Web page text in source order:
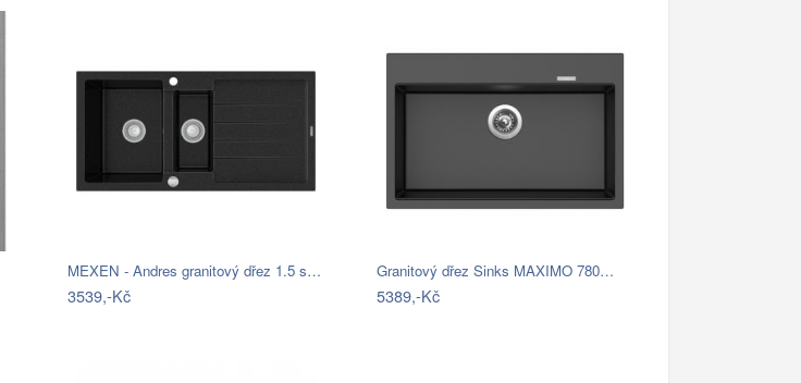
MEXEN - Andres granitový dřez 1.5 s…
3539,-Kč
Granitový dřez Sinks MAXIMO 780…
5389,-Kč